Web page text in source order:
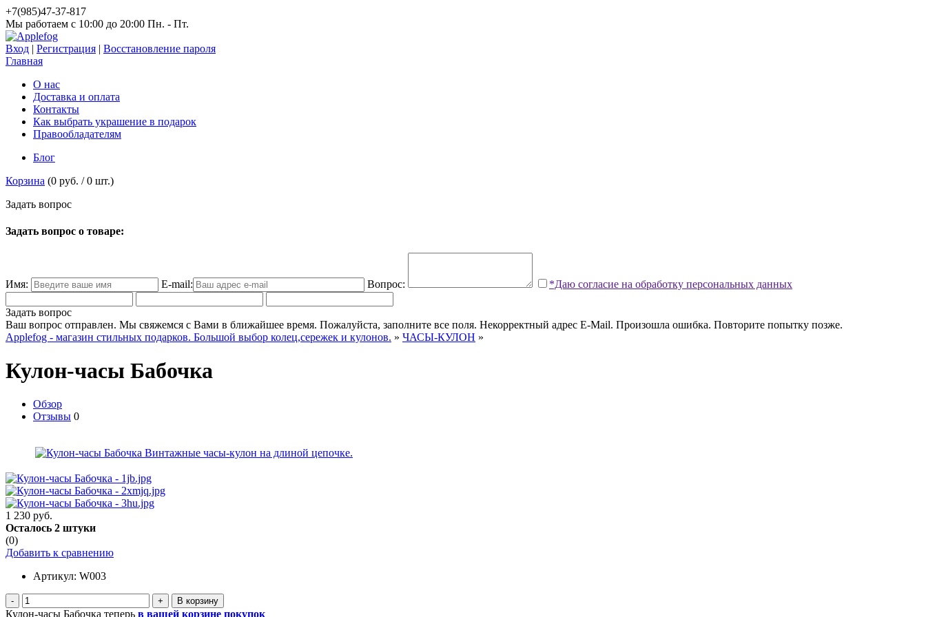
+7(985)47-37-817
Мы работаем c 10:00 до 20:00 Пн. - Пт.
Вход | Регистрация | Восстановление пароля
Главная
О нас
Доставка и оплата
Контакты
Как выбрать украшение в подарок
Правообладателям
Блог
Корзина (0 руб. /0 шт.)
Задать вопрос
Задать вопрос о товаре:
Имя: E-mail: Вопрос: *Даю согласие на обработку персональных данных
Задать вопрос
Ваш вопрос отправлен. Мы свяжемся с Вами в ближайшее время. Пожалуйста, заполните все поля. Некорректный адрес E-Mail. Произошла ошибка. Повторите попытку позже.
Applefog - магазин стильных подарков. Большой выбор колец,сережек и кулонов. » ЧАСЫ-КУЛОН »
Кулон-часы Бабочка
Обзор
Отзывы 0
1 230 руб.
Осталось 2 штуки
(0)
Добавить к сравнению
Артикул: W003
- +
Кулон-часы Бабочка теперь в вашей корзине покупок